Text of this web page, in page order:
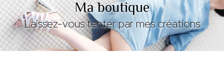
Ma boutique
Laissez-vous tenter par mes créations